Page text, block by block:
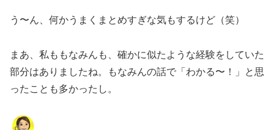
う〜ん、何かうまくまとめすぎな気もするけど（笑）
まあ、私ももなみんも、確かに似たような経験をしていた
部分はありましたね。もなみんの話で「わかる〜！」と思
ったことも多かったし。